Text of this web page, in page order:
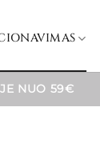
NUO 59€